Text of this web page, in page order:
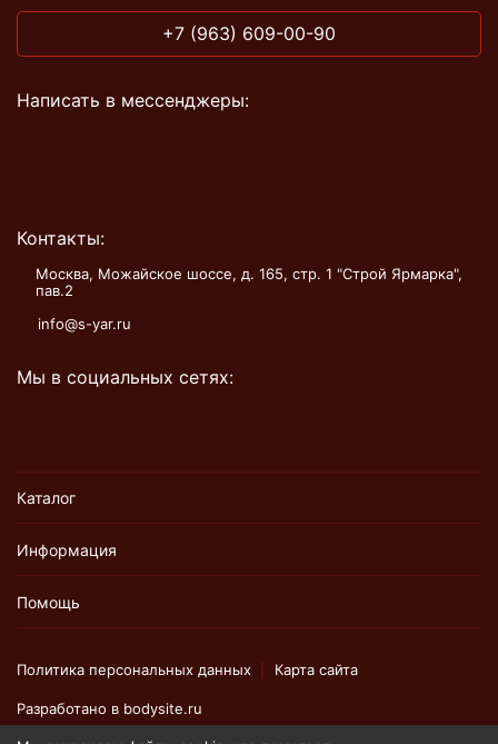
+7 (963) 609-00-90
Написать в мессенджеры:
Контакты:
Москва, Можайское шоссе, д. 165, стр. 1 "Строй Ярмарка",
пав.2
info@s-yar.ru
Мы в социальных сетях:
Каталог
Информация
Помощь
Политика персональных данных Карта сайта
Разработано в bodysite.ru